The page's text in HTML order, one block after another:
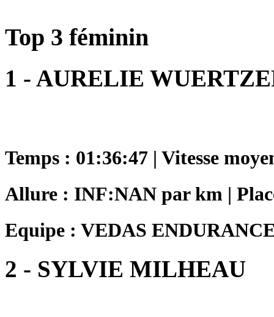
Top 3 féminin
1 - AURELIE
Temps : 01:36:47 | Vitesse
Allure : INF:NAN par km |
Equipe : VEDAS
2 - SYLVIE MILHEAU